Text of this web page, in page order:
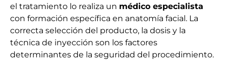
el tratamiento lo realiza un médico especialista
con formación específica en anatomía facial. La
correcta selección del producto, la dosis y la
técnica de inyección son los factores
determinantes de la seguridad del procedimiento.